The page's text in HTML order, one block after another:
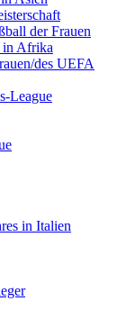
der Frauen
in Afrika
des UEFA
League
in Italien